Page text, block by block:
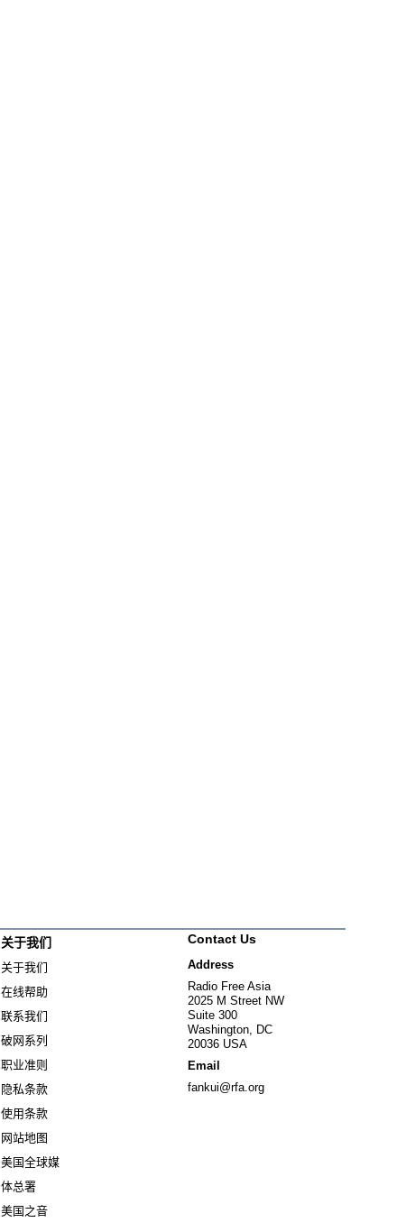
关于我们
关于我们
在线帮助
联系我们
破网系列
职业准则
隐私条款
使用条款
网站地图
美国全球媒
体总署
美国之音
Contact Us
Address
Radio Free Asia
2025 M Street NW
Suite 300
Washington, DC
20036 USA
Email
fankui@rfa.org